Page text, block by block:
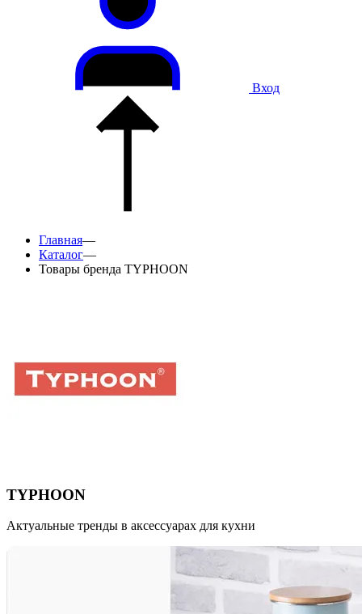
Вход
Главная—
Каталог—
Товары бренда TYPHOON
TYPHOON
Актуальные тренды в аксессуарах для кухни